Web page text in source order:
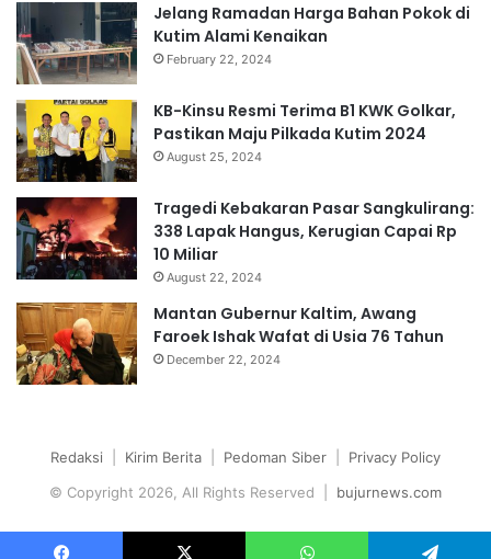
Jelang Ramadan Harga Bahan Pokok di
Kutim Alami Kenaikan
February 22, 2024
KB-Kinsu Resmi Terima B1 KWK Golkar,
Pastikan Maju Pilkada Kutim 2024
August 25, 2024
Tragedi Kebakaran Pasar Sangkulirang:
338 Lapak Hangus, Kerugian Capai Rp
10 Miliar
August 22, 2024
Mantan Gubernur Kaltim, Awang
Faroek Ishak Wafat di Usia 76 Tahun
December 22, 2024
Redaksi Kirim Berita Pedoman Siber
Privacy Policy
© Copyright 2026, All Rights Reserved | bujurnews.com